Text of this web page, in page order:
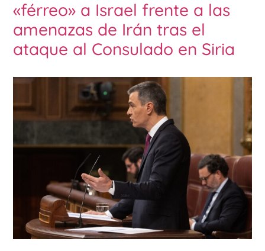
«férreo» a Israel frente a las
amenazas de Irán tras el
ataque al Consulado en Siria